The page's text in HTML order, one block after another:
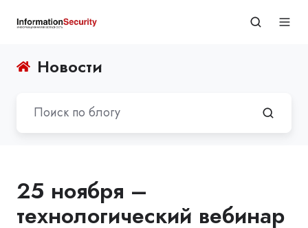
Новости
25 ноября –
технологический вебинар